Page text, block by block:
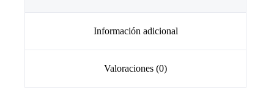
Información adicional
Valoraciones (0)